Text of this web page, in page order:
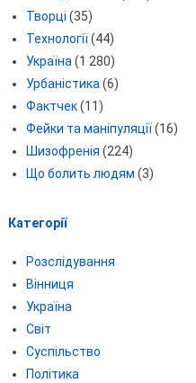
Творці (35)
Технології(44)
Україна (1 280)
Урбаністика (6)
Фактчек(11)
Фейки та маніпуляції(16)
Шизофренія (224)
Що болить людям (3)
Категорії
Розслідування
Вінниця
Україна
Світ
Суспільство
Політика